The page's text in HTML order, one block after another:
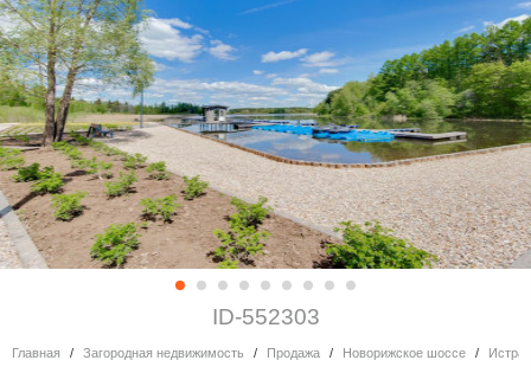
ID-552303
Главная Загородная недвижимость Продажа Новорижское шоссе Истра